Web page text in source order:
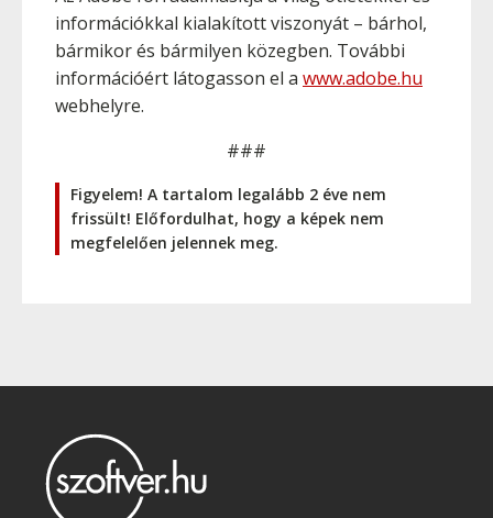
információkkal kialakított viszonyát – bárhol,
bármikor és bármilyen közegben. További
információért látogasson el a www.adobe.hu
webhelyre.
###
Figyelem! A tartalom legalább 2 éve nem
frissült! Előfordulhat, hogy a képek nem
megfelelően jelennek meg.